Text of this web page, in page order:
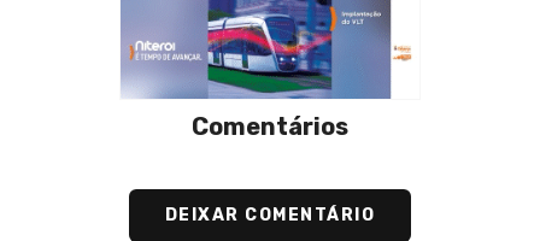
Comentários
DEIXAR COMENTÁRIO